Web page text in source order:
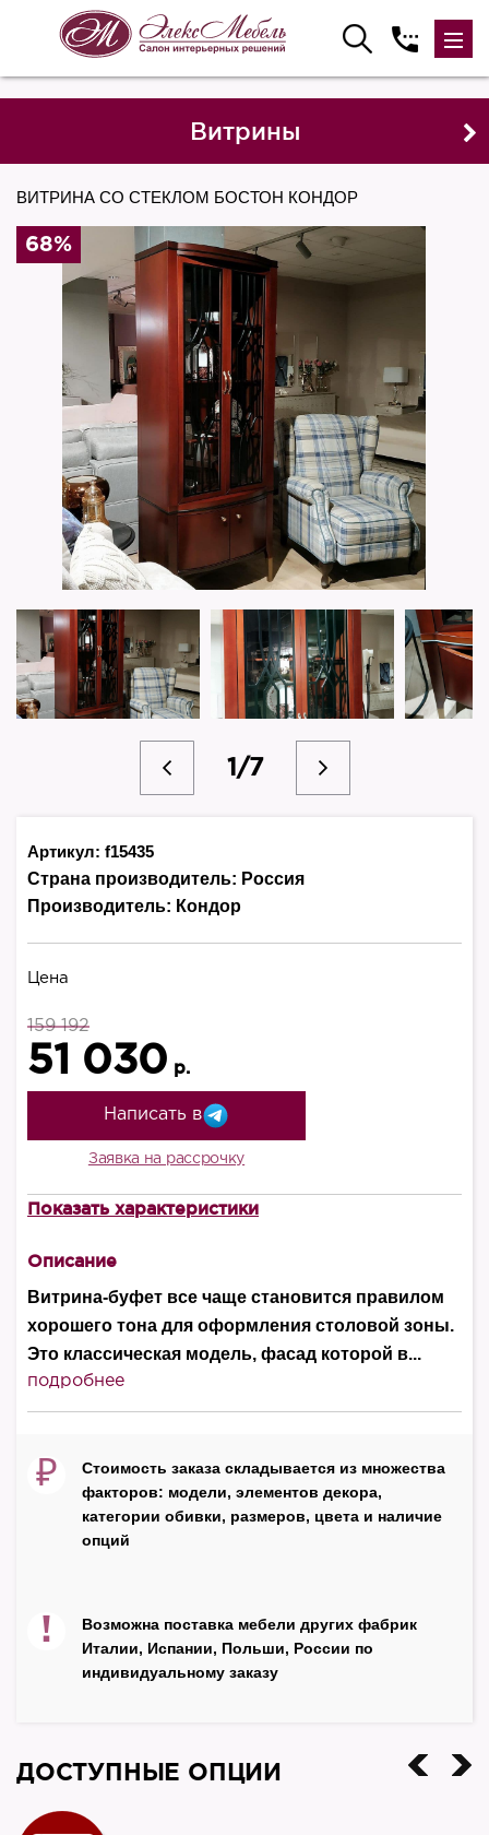
Витрины
ВИТРИНА СО СТЕКЛОМ БОСТОН КОНДОР
68%
1/7
Артикул: f15435
Страна производитель: Россия
Производитель: Кондор
Цена
159 192
51 030 р.
Написать в
Заявка на рассрочку
В наличии
Высота, мм
Ширина, мм
737
450
Материалы
массив ценных пород, стекло, металл
Страна
Показать характеристики
Описание
Витрина-буфет все чаще становится правилом
хорошего тона для оформления столовой зоны.
Это классическая модель, фасад которой в...
подробнее
₽
Стоимость заказа складывается из множества
факторов: модели, элементов декора,
категории обивки, размеров, цвета и наличие
опций
!
Возможна поставка мебели других фабрик
Италии, Испании, Польши, России по
индивидуальному заказу
ДОСТУПНЫЕ ОПЦИИ